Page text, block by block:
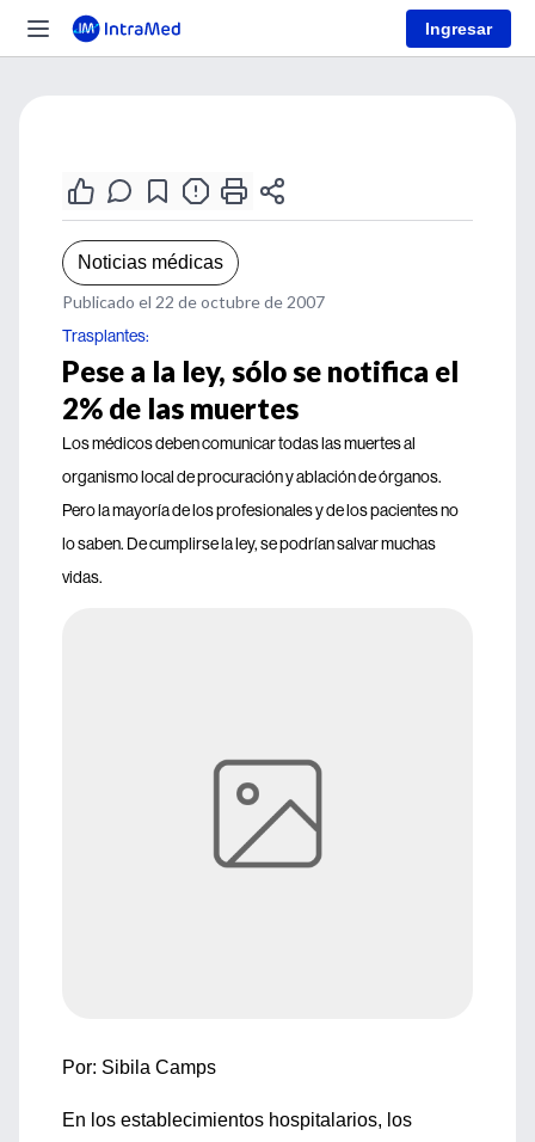
Ingresar
Noticias médicas
Publicado el 22 de octubre de 2007
Trasplantes:
Pese a la ley, sólo se notifica el
2% de las muertes
Los médicos deben comunicar todas las muertes al
organismo local de procuración y ablación de órganos.
Pero la mayoría de los profesionales y de los pacientes no
lo saben. De cumplirse la ley, se podrían salvar muchas
vidas.
Por: Sibila Camps
En los establecimientos hospitalarios, los